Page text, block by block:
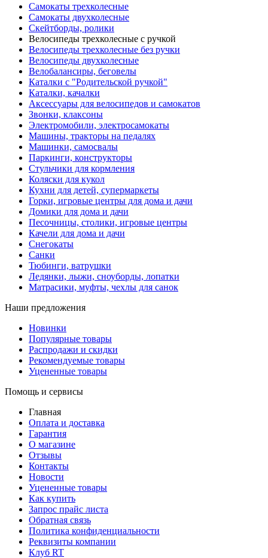
Самокаты трехколесные
Самокаты двухколесные
Скейтборды, ролики
Велосипеды трехколесные с ручкой
Велосипеды трехколесные без ручки
Велосипеды двухколесные
Велобалансиры, беговелы
Каталки с "Родительской ручкой"
Каталки, качалки
Аксессуары для велосипедов и самокатов
Звонки, клаксоны
Электромобили, электросамокаты
Машины, тракторы на педалях
Машинки, самосвалы
Паркинги, конструкторы
Стульчики для кормления
Коляски для кукол
Кухни для детей, супермаркеты
Горки, игровые центры для дома и дачи
Домики для дома и дачи
Песочницы, столики, игровые центры
Качели для дома и дачи
Снегокаты
Санки
Тюбинги, ватрушки
Ледянки, лыжи, сноуборды, лопатки
Матрасики, муфты, чехлы для санок
Наши предложения
Новинки
Популярные товары
Распродажи и скидки
Рекомендуемые товары
Уцененные товары
Помощь и сервисы
Главная
Оплата и доставка
Гарантия
О магазине
Отзывы
Контакты
Новости
Уцененные товары
Как купить
Запрос прайс листа
Обратная связь
Политика конфиденциальности
Реквизиты компании
Клуб RT